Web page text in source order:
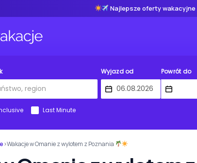
Najlepsze oferty wakacyjne
Wyjazd od Powrót do
Last Minute
›Wakacje w Omanie z wylotem z Poznania